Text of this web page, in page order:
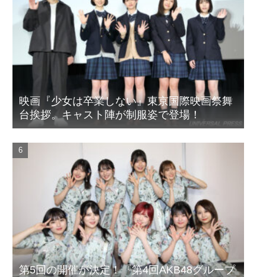
映画『少女は卒業しない』東京国際映画祭舞
台挨拶。キャスト陣が制服姿で登場！
第5回の開催が決定！『第4回AKB48グループ